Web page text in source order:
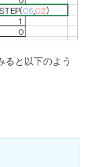
ると以下のよう